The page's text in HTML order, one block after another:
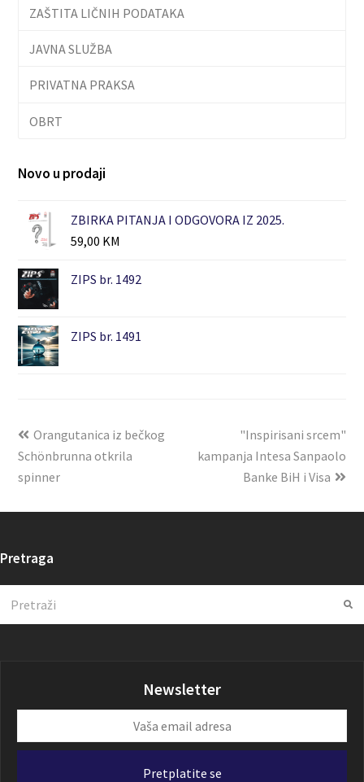
ZAŠTITA LIČNIH PODATAKA
JAVNA SLUŽBA
PRIVATNA PRAKSA
OBRT
Novo u prodaji
ZBIRKA PITANJA I ODGOVORA IZ 2025.
59,00 KM
ZIPS br. 1492
ZIPS br. 1491
Orangutanica iz bečkog
Schönbrunna otkrila
spinner
"Inspirisani srcem"
kampanja Intesa Sanpaolo
Banke BiH i Visa
Pretraga
Newsletter
email
Pretplatite se